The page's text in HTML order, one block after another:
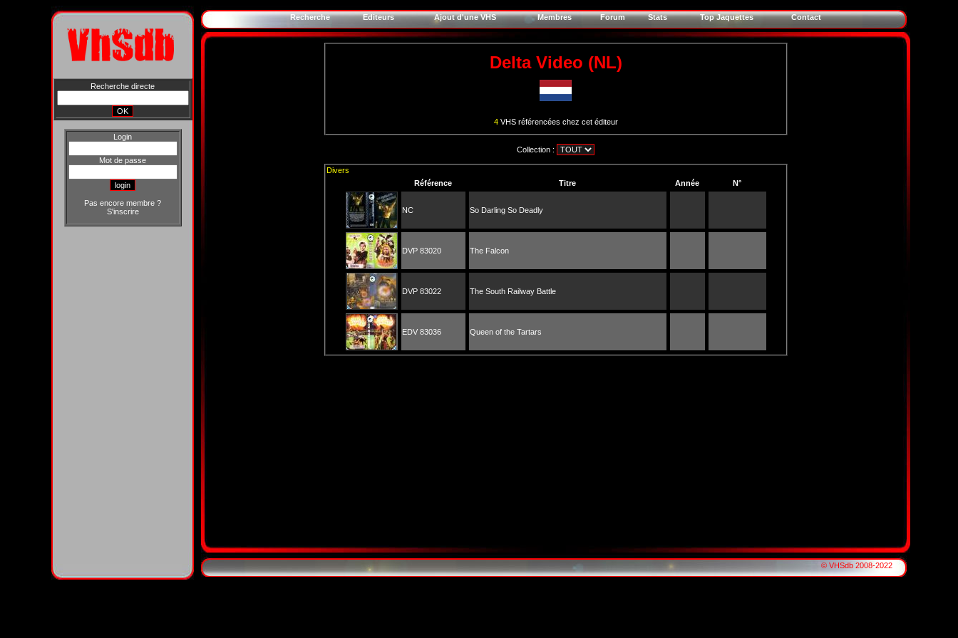
Recherche directe
Login
Mot de passe
Pas encore membre ?
S'inscrire
Recherche Editeurs Ajout d'une VHS Membres Forum Stats Top Jaquettes Contact
Delta Video (NL)
4VHS référencées chez cet éditeur
Collection :
Divers
Référence
Titre Année N°
NC So Darling So Deadly
DVP 83020 The Falcon
DVP 83022 The South Railway Battle
EDV 83036 Queen of the Tartars
© VHSdb 2008-2022